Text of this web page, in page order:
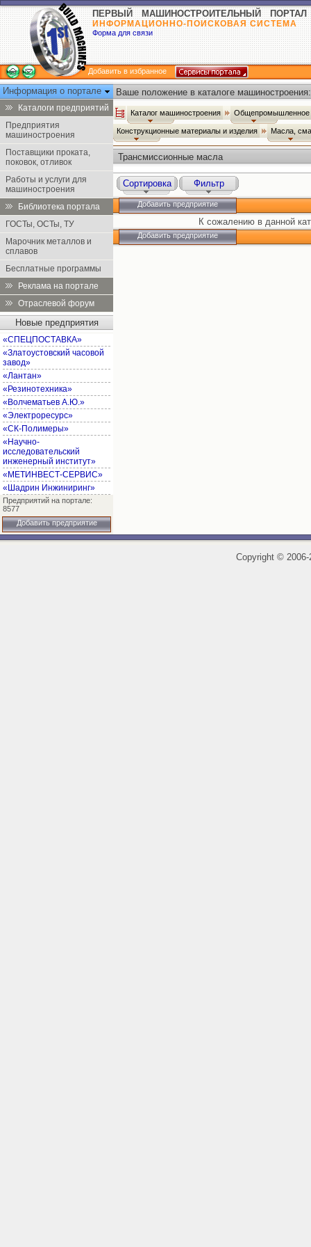
ПЕРВЫЙ МАШИНОСТРОИТЕЛЬНЫЙ ПОРТАЛ
ИНФОРМАЦИОННО-ПОИСКОВАЯ СИСТЕМА
Форма для связи
Добавить в избранное
Информация о портале
Каталоги предприятий
Предприятия
машиностроения
Поставщики проката,
поковок, отливок
Работы и услуги для
машиностроения
Библиотека портала
ГОСТы, ОСТы, ТУ
Марочник металлов и
сплавов
Бесплатные программы
Реклама на портале
Отраслевой форум
Новые предприятия
«СПЕЦПОСТАВКА»
«Златоустовский часовой
завод»
«Лантан»
«Резинотехника»
«Волчематьев А.Ю.»
«Электроресурс»
«СК-Полимеры»
«Научно-
исследовательский
инженерный институт»
«МЕТИНВЕСТ-СЕРВИС»
«Шадрин Инжиниринг»
Предприятий на портале:
8577
Добавить предприятие
Ваше положение в каталоге машиностроения:
Каталог машиностроения Общепромышленное
Конструкционные материалы и изделия Масла,
Трансмиссионные масла
Сортировка Фильтр
Добавить предприятие
К сожалению в данной
Добавить предприятие
Copyright ©